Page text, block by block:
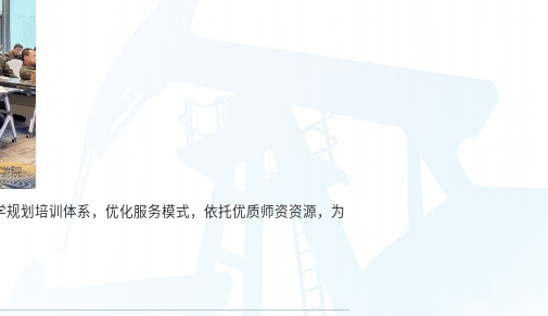
划培训体系，优化服务模式，依托优质师资资源，为